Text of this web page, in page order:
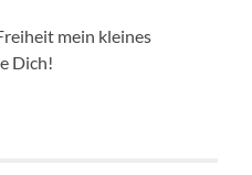
mein kleines
Dich!